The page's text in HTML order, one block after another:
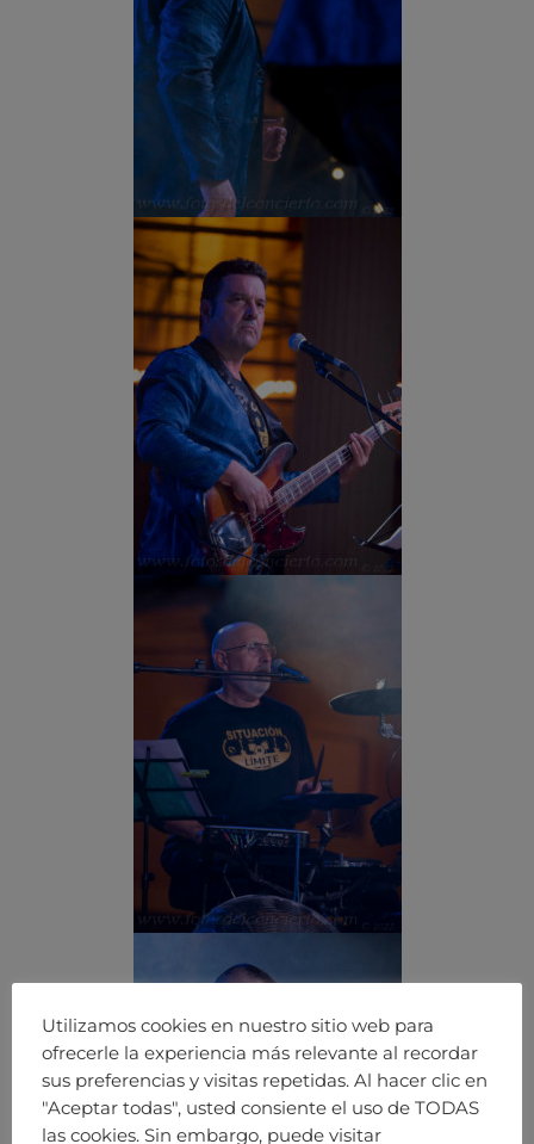
Utilizamos cookies en nuestro sitio web para
ofrecerle la experiencia más relevante al recordar
sus preferencias y visitas repetidas. Al hacer clic en
"Aceptar todas", usted consiente el uso de TODAS
las cookies. Sin embargo, puede visitar